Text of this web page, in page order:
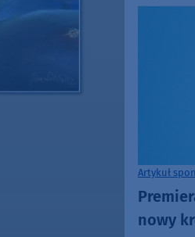
Artykuł
nowy